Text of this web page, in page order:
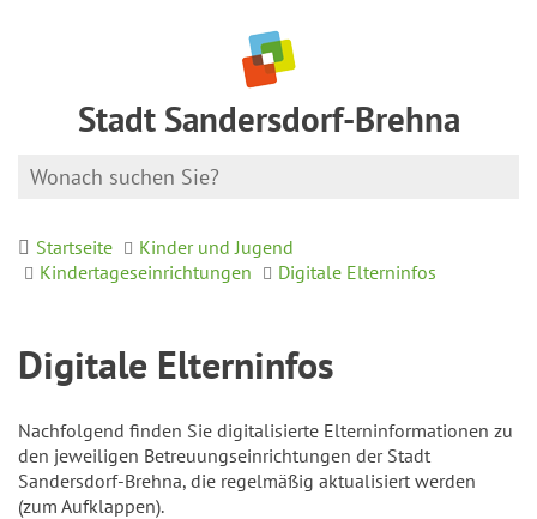
Stadt Sandersdorf-Brehna
Startseite
Kinder und Jugend
Kindertageseinrichtungen
Digitale Elterninfos
Digitale Elterninfos
Nachfolgend finden Sie digitalisierte Elterninformationen zu
den jeweiligen Betreuungseinrichtungen der Stadt
Sandersdorf-Brehna, die regelmäßig aktualisiert werden
(zum Aufklappen).